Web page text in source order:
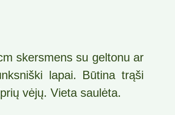
skersmens su geltonu ar
lapai. Būtina trąši
vėjų. Vieta saulėta.